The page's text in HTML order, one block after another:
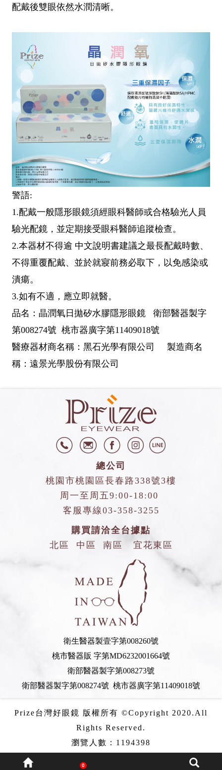
0
配戴後雙眼依然水潤清晰。
警語:
1.配戴一般隱形眼鏡須經眼科醫師或合格驗光人員
驗光配鏡，並定期接受眼科醫師追蹤檢查。
2.本器材不得逾 中文說明書建議之最長配戴時數、
不得重覆配戴、並於就寢前務必取下，以免感染或
潰瘍。
3.如有不適，應立即就醫。
品名：晶潤氧日拋矽水膠隱形眼鏡 衛部醫器製字
第008274號 桃市器廣字第11409018號
醫療器材商名稱：黑石光學有限公司 製造商名
稱：遠景光學股份有限公司
總公司
桃園市桃園區長春路338號3樓
周一至周五9:00-18:00
客服專線03-358-3255
購買請洽全台據點
北區
中區 南區 宜花東區
衛生醫器製壹字第008260號
桃市醫器販 字第MD6232001664號
衛部醫器製字第008273號
衛部醫器製字第008274號 桃市器廣字第11409018號
Prize台灣好眼鏡 版權所有 ©Copyright 2020.All
Rights Reserved.
瀏覽人數：1194398